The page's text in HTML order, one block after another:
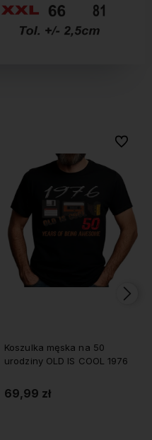
Koszulka męska na 50
urodziny OLD IS COOL 1976
69,99 zł
Do
Do